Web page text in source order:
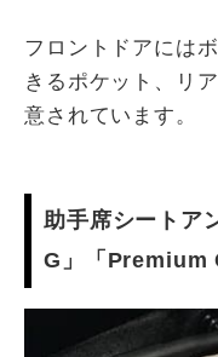
フロントドアには
きるポケット、リ
意されています。
助手席シートア
G」「Premium